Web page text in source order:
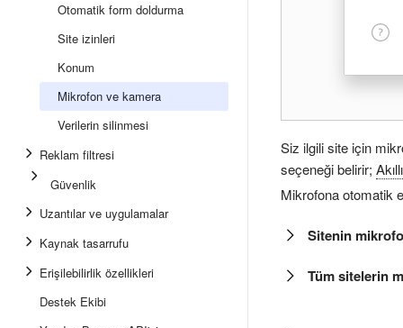
Otomatik form doldurma
Site izinleri
Konum
Mikrofon ve kamera
Verilerin silinmesi
Reklam filtresi
Güvenlik
Uzantılar ve uygulamalar
Kaynak tasarrufu
Erişilebilirlik özellikleri
Destek Ekibi
Siz ilgili site için
seçeneği belirir;
Mikrofona otomatik
Sitenin
Tüm sitelerin